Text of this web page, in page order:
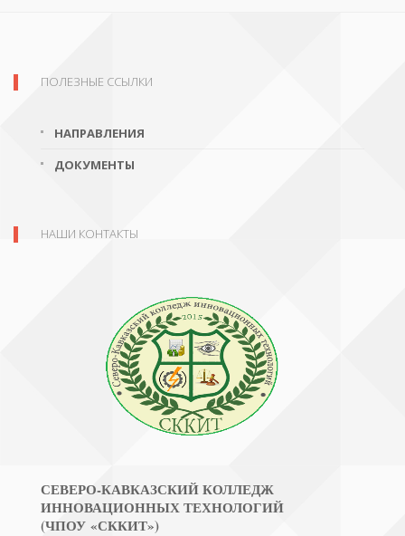
ПОЛЕЗНЫЕ ССЫЛКИ
НАПРАВЛЕНИЯ
ДОКУМЕНТЫ
НАШИ КОНТАКТЫ
СЕВЕРО-КАВКАЗСКИЙ КОЛЛЕДЖ
ИННОВАЦИОННЫХ ТЕХНОЛОГИЙ
(ЧПОУ «СККИТ»)